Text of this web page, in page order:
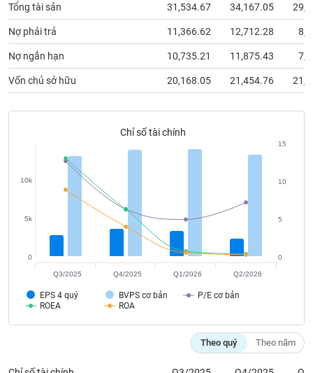
Tổng tài sản 31,534.67 34,167.05
Nợ phải trả 11,366.62 12,712.28
Nợ ngắn hạn 10,735.21 11,875.43
Vốn chủ sở hữu 20,168.05 21,454.76
Chỉ số tài chính
EPS 4 quý BVPS cơ bản
P/E cơ bản
ROEA
ROA
0
5k
10k
0
5
10
15
Q3/2025 Q4/2025 Q1/2026 Q2/2026
Theo quý Theo năm
thông
tài
chính